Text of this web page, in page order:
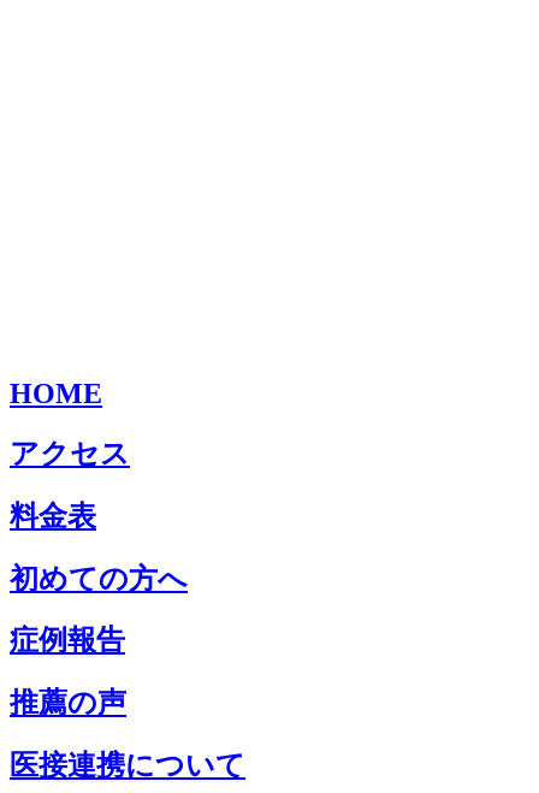
HOME
アクセス
料金表
初めての方へ
症例報告
推薦の声
医接連携について